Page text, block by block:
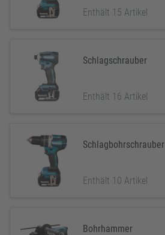
Enthält 15 Artikel
Schlagschrauber
Enthält 16 Artikel
Schlagbohrschrauber
Enthält 10 Artikel
Bohrhammer